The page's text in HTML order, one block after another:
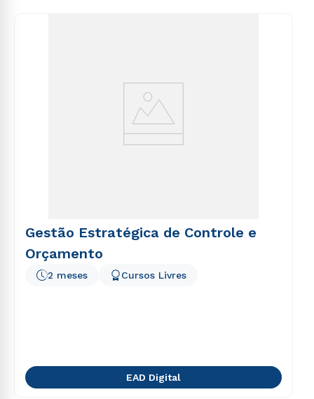
Gestão Estratégica de Controle e
Orçamento
2 meses Cursos Livres
EAD Digital